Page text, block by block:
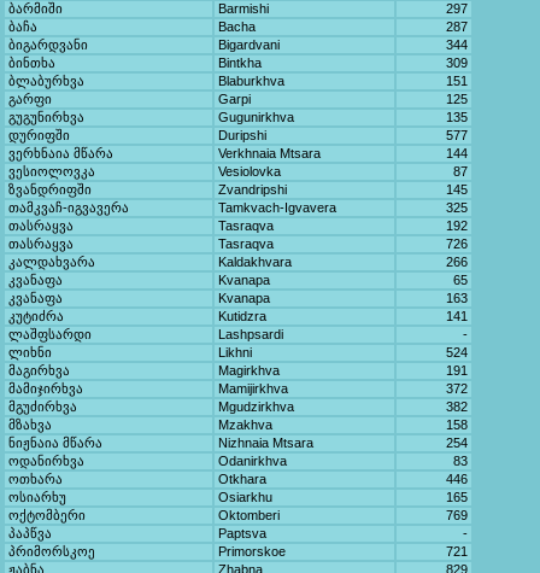
ბარმიში
Barmishi
297
ბაჩა
Bacha
287
ბიგარდვანი
Bigardvani
344
ბინთხა
Bintkha
309
ბლაბურხვა
Blaburkhva
151
გარფი
Garpi
125
გუგუნირხვა
Gugunirkhva
135
დურიფში
Duripshi
577
ვერხნაია მწარა
Verkhnaia Mtsara
144
ვესიოლოვკა
Vesiolovka
87
ზვანდრიფში
Zvandripshi
145
თამკვაჩ-იგვავერა
Tamkvach-Igvavera
325
თასრაყვა
Tasraqva
192
თასრაყვა
Tasraqva
726
კალდახვარა
Kaldakhvara
266
კვანაფა
Kvanapa
65
კვანაფა
Kvanapa
163
კუტიძრა
Kutidzra
141
ლაშფსარდი
Lashpsardi
-
ლიხნი
Likhni
524
მაგირხვა
Magirkhva
191
მამიჯირხვა
Mamijirkhva
372
მგუძირხვა
Mgudzirkhva
382
მზახვა
Mzakhva
158
ნიჟნაია მწარა
Nizhnaia Mtsara
254
ოდანირხვა
Odanirkhva
83
ოთხარა
Otkhara
446
ოსიარხუ
Osiarkhu
165
ოქტომბერი
Oktomberi
769
პაპწვა
Paptsva
-
პრიმორსკოე
Primorskoe
721
ჟაბნა
Zhabna 829